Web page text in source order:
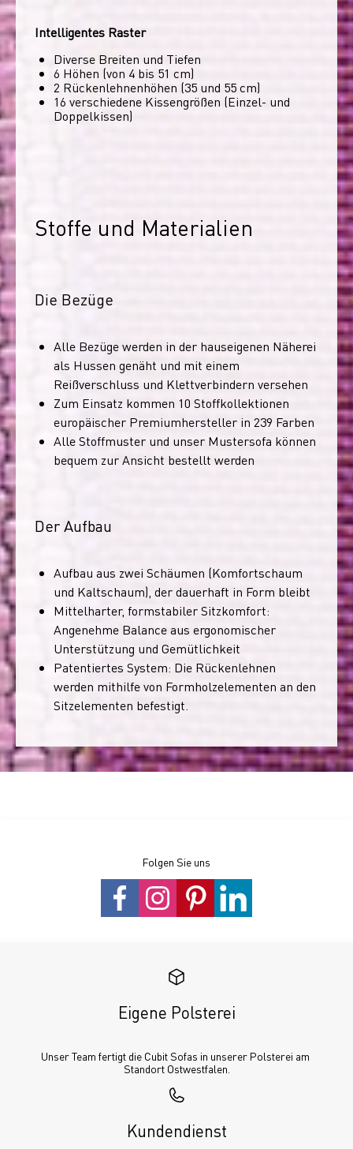
Intelligentes Raster
Diverse Breiten und Tiefen
6 Höhen (von 4 bis 51 cm)
2 Rückenlehnenhöhen (35 und 55 cm)
16 verschiedene Kissengrößen (Einzel- und
Doppelkissen)
Stoffe und Materialien
Die Bezüge
Alle Bezüge werden in der hauseigenen Näherei
als Hussen genäht und mit einem
Reißverschluss und Klettverbindern versehen
Zum Einsatz kommen 10 Stoffkollektionen
europäischer Premiumhersteller in 239 Farben
Alle Stoffmuster und unser Mustersofa können
bequem zur Ansicht bestellt werden
Der Aufbau
Aufbau aus zwei Schäumen (Komfortschaum
und Kaltschaum), der dauerhaft in Form bleibt
Mittelharter, formstabiler Sitzkomfort:
Angenehme Balance aus ergonomischer
Unterstützung und Gemütlichkeit
Patentiertes System: Die Rückenlehnen
werden mithilfe von Formholzelementen an den
Sitzelementen befestigt.
Folgen Sie uns
Eigene Polsterei
Unser Team fertigt die Cubit Sofas in unserer Polsterei am
Standort Ostwestfalen.
Kundendienst